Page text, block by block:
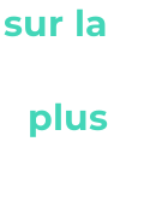
la
plus